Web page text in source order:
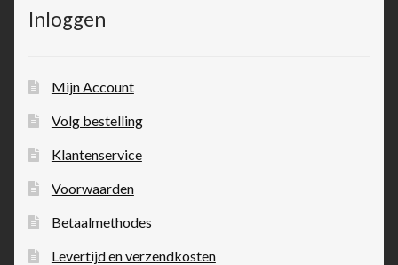
Inloggen
Mijn Account
Volg bestelling
Klantenservice
Voorwaarden
Betaalmethodes
Levertijd en verzendkosten